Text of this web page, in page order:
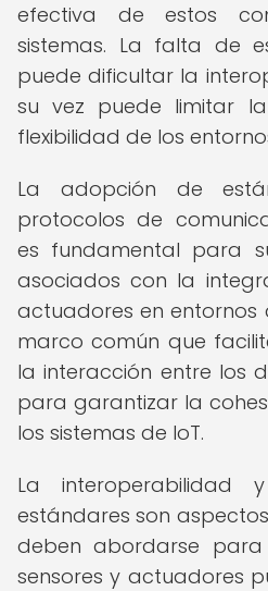
efectiva de estos
sistemas. La falta de
puede dificultar la
su vez puede limitar
flexibilidad de los
La adopción de
protocolos de
es fundamental para
asociados con la
actuadores en entornos
marco común que
la interacción entre los
para garantizar la
los sistemas de IoT.
La
estándares son
deben abordarse
sensores y actuadores